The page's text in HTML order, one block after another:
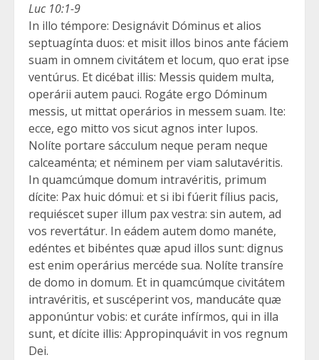
Luc 10:1-9
In illo témpore: Designávit Dóminus et alios
septuagínta duos: et misit illos binos ante fáciem
suam in omnem civitátem et locum, quo erat ipse
ventúrus. Et dicébat illis: Messis quidem multa,
operárii autem pauci. Rogáte ergo Dóminum
messis, ut mittat operários in messem suam. Ite:
ecce, ego mitto vos sicut agnos inter lupos.
Nolíte portare sácculum neque peram neque
calceaménta; et néminem per viam salutavéritis.
In quamcúmque domum intravéritis, primum
dícite: Pax huic dómui: et si ibi fúerit fílius pacis,
requiéscet super illum pax vestra: sin autem, ad
vos revertátur. In eádem autem domo manéte,
edéntes et bibéntes quæ apud illos sunt: dignus
est enim operárius mercéde sua. Nolíte transíre
de domo in domum. Et in quamcúmque civitátem
intravéritis, et suscéperint vos, manducáte quæ
apponúntur vobis: et curáte infírmos, qui in illa
sunt, et dícite illis: Appropinquávit in vos regnum
Dei.